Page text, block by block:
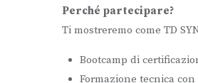
Perché partecipare?
Ti mostreremo come TD
Bootcamp di
Formazione tecnica